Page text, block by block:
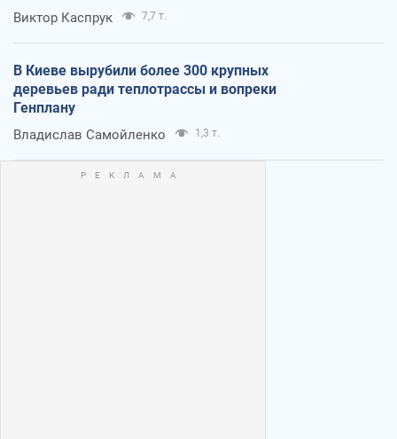
Виктор Каспрук 7,7 т.
В Киеве вырубили более 300 крупных
деревьев ради теплотрассы и вопреки
Генплану
Владислав Самойленко 1,3 т.